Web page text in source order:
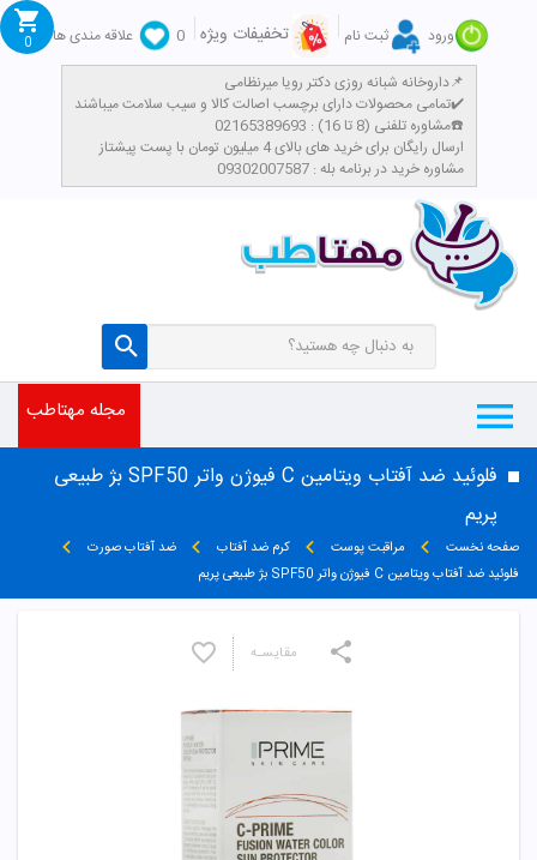
ورود ثبت نام تخفیفات ویژه 0
علاقه مندی ها
داروخانه شبانه روزی دکتر رویا میرنظامی📌
تمامی محصولات دارای برچسب اصالت کالا و سیب سلامت میباشند✔️
مشاوره تلفنی (8 تا 16) : 02165389693☎️
​ارسال رایگان برای خرید های بالای 4 میلیون تومان با پست پیشتاز
مشاوره خرید در برنامه بله : 09302007587
0
مجله مهتاطب
فلوئید ضد آفتاب ویتامین C فیوژن واتر SPF50 بژ طبیعی
پریم
صفحه نخست مراقبت پوست کرم ضد آفتاب
ضد آفتاب صورت
فلوئید ضد آفتاب ویتامین C فیوژن واتر SPF50 بژ طبیعی پریم
مقایسـه